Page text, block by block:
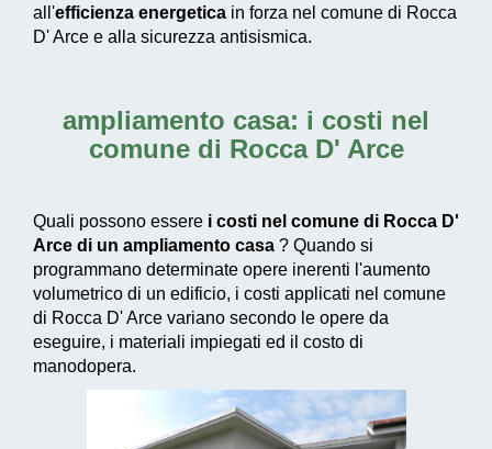
all'efficienza energetica in forza nel comune di Rocca
D' Arce e alla sicurezza antisismica.
ampliamento casa: i costi nel
comune di Rocca D' Arce
Quali possono essere i costi nel comune di Rocca D'
Arce di un ampliamento casa ? Quando si
programmano determinate opere inerenti l'aumento
volumetrico di un edificio, i costi applicati nel comune
di Rocca D' Arce variano secondo le opere da
eseguire, i materiali impiegati ed il costo di
manodopera.